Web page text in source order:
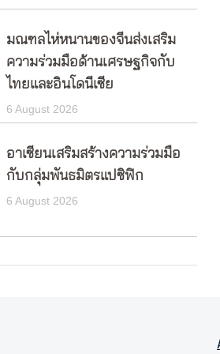
มณฑลไห่หนานของจีนส่งเสริม
ความร่วมมือด้านเศรษฐกิจกับ
ไทยและอินโดนีเซีย
6 August 2026
อาเซียนเสริมสร้างความร่วมมือ
กับกลุ่มพันธมิตรแปซิฟิก
6 August 2026